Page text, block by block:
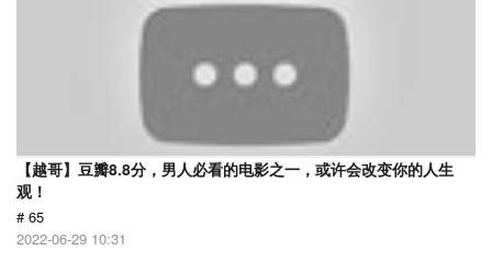
【越哥】豆瓣8.8分，男人必看的电影之一，或许会改变你的人生
观！
# 65
2022-06-29 10:31